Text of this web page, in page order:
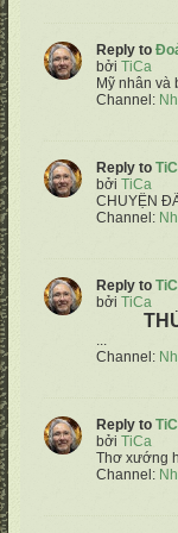
Reply to
bởi TiCa
Mỹ nhân và
Channel:
Reply to
bởi TiCa
CHUYỆN
Channel:
Reply to
bởi TiCa
...
Channel:
Reply to
bởi TiCa
Thơ xướng
Channel: